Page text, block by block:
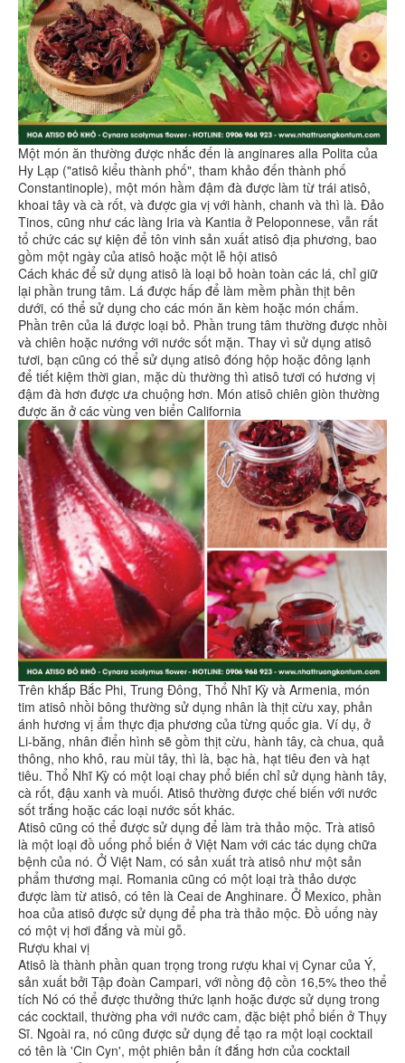
Một món ăn thường được nhắc đến là anginares alla Polita của
Hy Lạp ("atisô kiểu thành phố", tham khảo đến thành phố
Constantinople), một món hầm đậm đà được làm từ trái atisô,
khoai tây và cà rốt, và được gia vị với hành, chanh và thì là. Đảo
Tinos, cũng như các làng Iria và Kantia ở Peloponnese, vẫn rất
tổ chức các sự kiện để tôn vinh sản xuất atisô địa phương, bao
gồm một ngày của atisô hoặc một lễ hội atisô
Cách khác để sử dụng atisô là loại bỏ hoàn toàn các lá, chỉ giữ
lại phần trung tâm. Lá được hấp để làm mềm phần thịt bên
dưới, có thể sử dụng cho các món ăn kèm hoặc món chấm.
Phần trên của lá được loại bỏ. Phần trung tâm thường được nhồi
và chiên hoặc nướng với nước sốt mặn. Thay vì sử dụng atisô
tươi, bạn cũng có thể sử dụng atisô đóng hộp hoặc đông lạnh
để tiết kiệm thời gian, mặc dù thường thì atisô tươi có hương vị
đậm đà hơn được ưa chuộng hơn. Món atisô chiên giòn thường
được ăn ở các vùng ven biển California
Trên khắp Bắc Phi, Trung Đông, Thổ Nhĩ Kỳ và Armenia, món
tim atisô nhồi bông thường sử dụng nhân là thịt cừu xay, phản
ánh hương vị ẩm thực địa phương của từng quốc gia. Ví dụ, ở
Li-băng, nhân điển hình sẽ gồm thịt cừu, hành tây, cà chua, quả
thông, nho khô, rau mùi tây, thì là, bạc hà, hạt tiêu đen và hạt
tiêu. Thổ Nhĩ Kỳ có một loại chay phổ biến chỉ sử dụng hành tây,
cà rốt, đậu xanh và muối. Atisô thường được chế biến với nước
sốt trắng hoặc các loại nước sốt khác.
Atisô cũng có thể được sử dụng để làm trà thảo mộc. Trà atisô
là một loại đồ uống phổ biến ở Việt Nam với các tác dụng chữa
bệnh của nó. Ở Việt Nam, có sản xuất trà atisô như một sản
phẩm thương mại. Romania cũng có một loại trà thảo dược
được làm từ atisô, có tên là Ceai de Anghinare. Ở Mexico, phần
hoa của atisô được sử dụng để pha trà thảo mộc. Đồ uống này
có một vị hơi đắng và mùi gỗ.
Rượu khai vị
Atisô là thành phần quan trọng trong rượu khai vị Cynar của Ý,
sản xuất bởi Tập đoàn Campari, với nồng độ cồn 16,5% theo thể
tích Nó có thể được thưởng thức lạnh hoặc được sử dụng trong
các cocktail, thường pha với nước cam, đặc biệt phổ biến ở Thụy
Sĩ. Ngoài ra, nó cũng được sử dụng để tạo ra một loại cocktail
có tên là 'Cin Cyn', một phiên bản ít đắng hơn của cocktail